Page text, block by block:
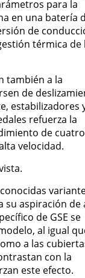
para la
en una batería
de
térmica de
también a la
de
estabilizadores
refuerza la
de cuatro
velocidad.
su aspiración de
de GSE se
al igual
a las
con la
este efecto.